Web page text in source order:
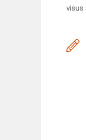
visus